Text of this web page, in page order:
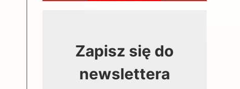
Zapisz się do
newslettera